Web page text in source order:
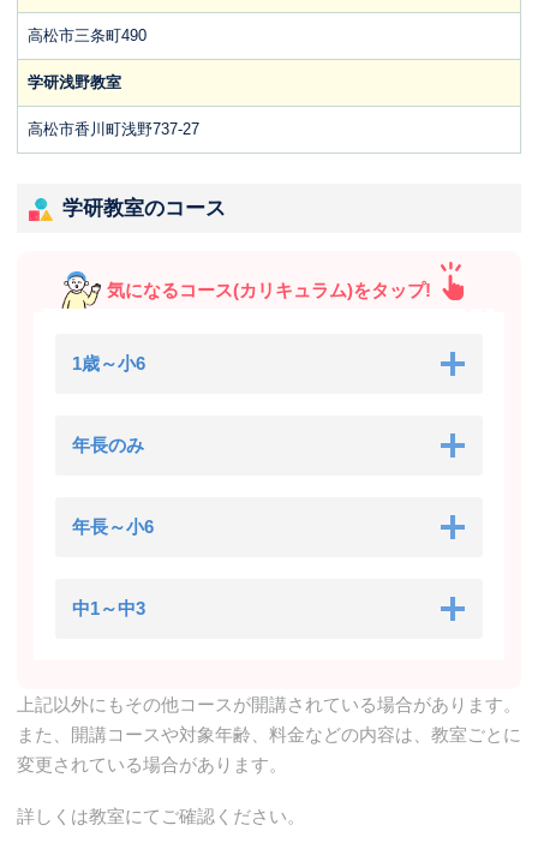
高松市三条町490
学研浅野教室
高松市香川町浅野737-27
学研教室のコース
気になるコース(カリキュラム)をタップ!
1歳～小6
年長のみ
年長～小6
中1～中3
上記以外にもその他コースが開講されている場合があります。
また、開講コースや対象年齢、料金などの内容は、教室ごとに
変更されている場合があります。
詳しくは教室にてご確認ください。